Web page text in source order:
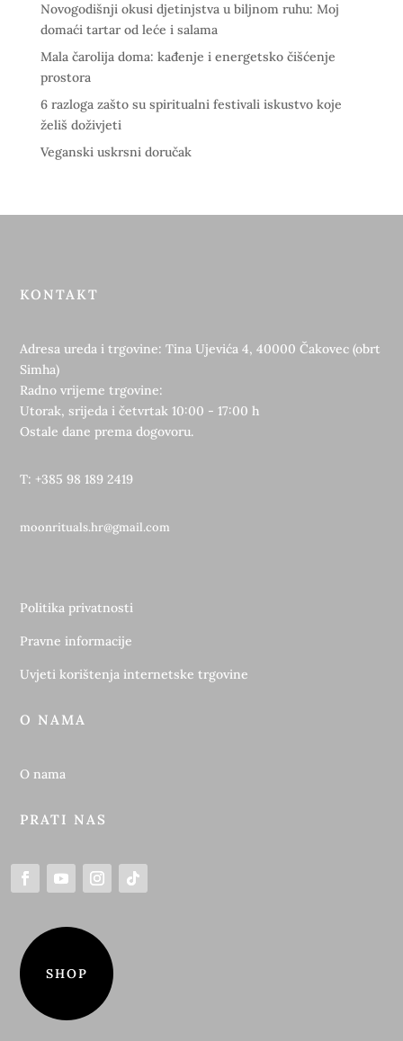
Novogodišnji okusi djetinjstva u biljnom ruhu: Moj
domaći tartar od leće i salama
Mala čarolija doma: kađenje i energetsko čišćenje
prostora
6 razloga zašto su spiritualni festivali iskustvo koje
želiš doživjeti
Veganski uskrsni doručak
KONTAKT
Adresa ureda i trgovine: Tina Ujevića 4, 40000 Čakovec (obrt
Simha)
Radno vrijeme trgovine:
Utorak, srijeda i četvrtak 10:00 - 17:00 h
Ostale dane prema dogovoru.
T: +385 98 189 2419
moonrituals.hr@gmail.com
Politika privatnosti
Pravne informacije
Uvjeti korištenja internetske trgovine
O NAMA
O nama
PRATI NAS
SHOP